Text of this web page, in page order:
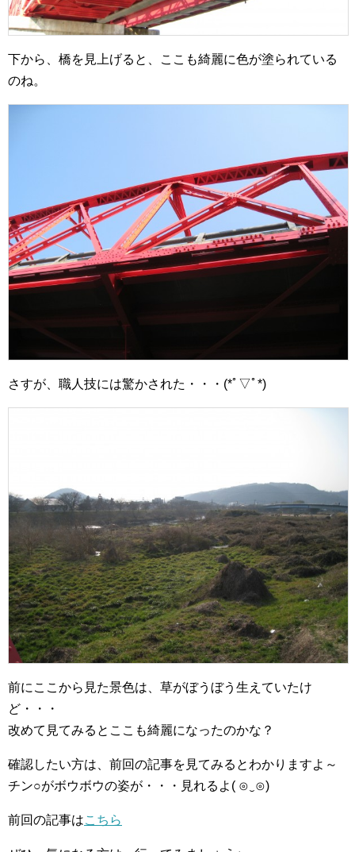
下から、橋を見上げると、ここも綺麗に色が塗られている
のね。
さすが、職人技には驚かされた・・・(*ﾟ▽ﾟ*)
前にここから見た景色は、草がぼうぼう生えていたけ
ど・・・
改めて見てみるとここも綺麗になったのかな？
確認したい方は、前回の記事を見てみるとわかりますよ～
チン○がボウボウの姿が・・・見れるよ( ⊙‿⊙)
前回の記事はこちら